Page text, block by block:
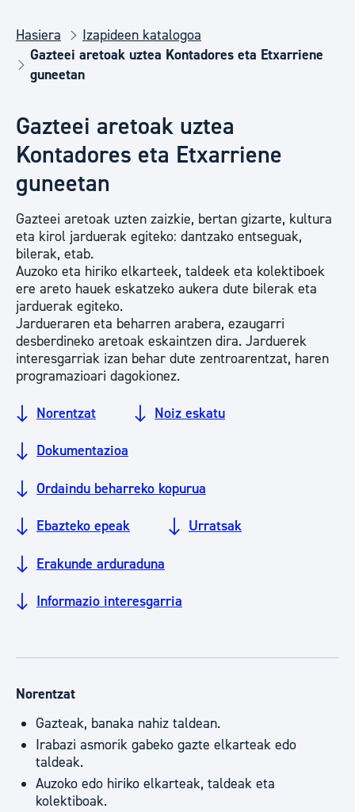
Hasiera
Izapideen katalogoa
Gazteei aretoak uztea Kontadores eta Etxarriene
guneetan
Gazteei aretoak uztea
Kontadores eta Etxarriene
guneetan
Gazteei aretoak uzten zaizkie, bertan gizarte, kultura
eta kirol jarduerak egiteko: dantzako entseguak,
bilerak, etab.
Auzoko eta hiriko elkarteek, taldeek eta kolektiboek
ere areto hauek eskatzeko aukera dute bilerak eta
jarduerak egiteko.
Jardueraren eta beharren arabera, ezaugarri
desberdineko aretoak eskaintzen dira. Jarduerek
interesgarriak izan behar dute zentroarentzat, haren
programazioari dagokionez.
Norentzat Noiz eskatu
Dokumentazioa
Ordaindu beharreko kopurua
Ebazteko epeak Urratsak
Erakunde arduraduna
Informazio interesgarria
Norentzat
Gazteak, banaka nahiz taldean.
Irabazi asmorik gabeko gazte elkarteak edo
taldeak.
Auzoko edo hiriko elkarteak, taldeak eta
kolektiboak.